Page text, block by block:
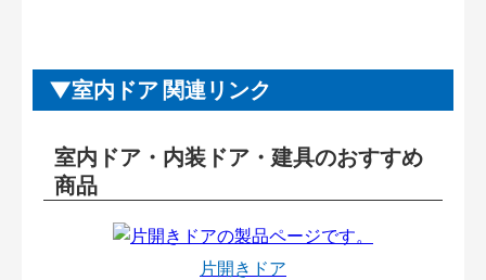
室内ドア 関連リンク
室内ドア・内装ドア・建具のおすすめ
商品
片開きドア